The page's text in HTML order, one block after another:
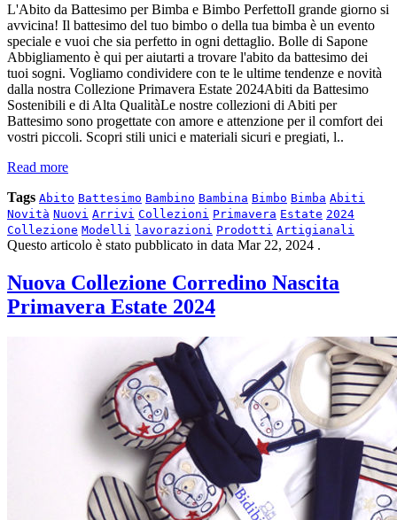
L'Abito da Battesimo per Bimba e Bimbo PerfettoIl grande giorno si
avvicina! Il battesimo del tuo bimbo o della tua bimba è un evento
speciale e vuoi che sia perfetto in ogni dettaglio. Bolle di Sapone
Abbigliamento è qui per aiutarti a trovare l'abito da battesimo dei
tuoi sogni. Vogliamo condividere con te le ultime tendenze e novità
dalla nostra Collezione Primavera Estate 2024Abiti da Battesimo
Sostenibili e di Alta QualitàLe nostre collezioni di Abiti per
Battesimo sono progettate con amore e attenzione per il comfort dei
vostri piccoli. Scopri stili unici e materiali sicuri e pregiati, l..
Read more
Tags Abito Battesimo Bambino Bambina Bimbo Bimba Abiti
Novità Nuovi Arrivi Collezioni Primavera Estate 2024
Collezione Modelli lavorazioni Prodotti Artigianali
Questo articolo è stato pubblicato in data Mar 22, 2024 .
Nuova Collezione Corredino Nascita
Primavera Estate 2024